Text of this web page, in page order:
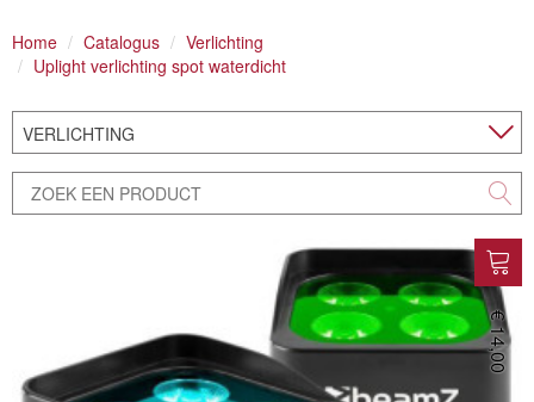
Home Catalogus
Verlichting
Uplight verlichting spot waterdicht
VERLICHTING
€ 14,00